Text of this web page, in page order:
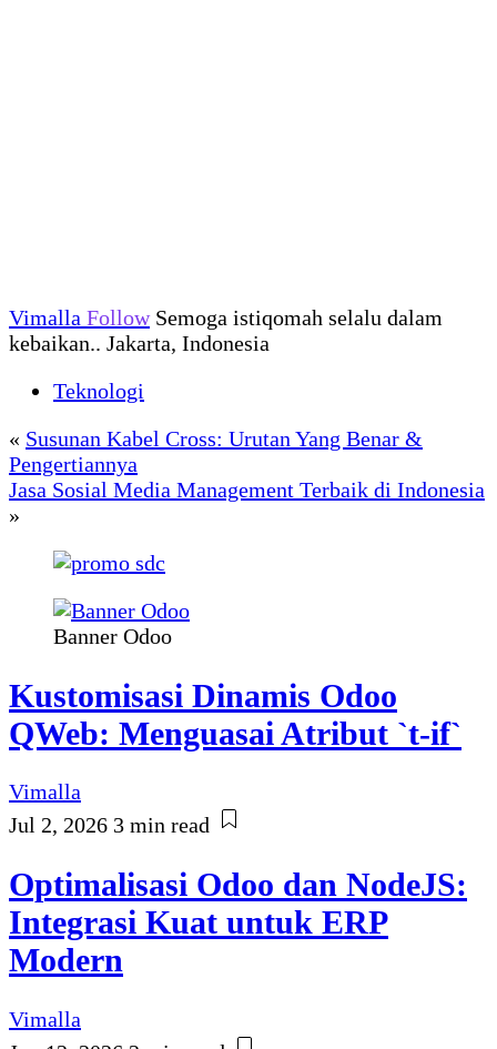
Vimalla Follow Semoga istiqomah selalu dalam
kebaikan.. Jakarta, Indonesia
Teknologi
« Susunan Kabel Cross: Urutan Yang Benar &
Pengertiannya
Jasa Sosial Media Management Terbaik di Indonesia
»
Banner Odoo
Kustomisasi Dinamis Odoo
QWeb: Menguasai Atribut `t-if`
Vimalla
Jul 2, 2026 3 min read
Optimalisasi Odoo dan NodeJS:
Integrasi Kuat untuk ERP
Modern
Vimalla